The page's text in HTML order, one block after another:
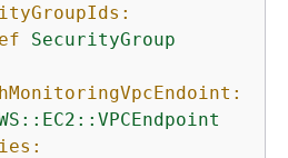
SecurityGroup